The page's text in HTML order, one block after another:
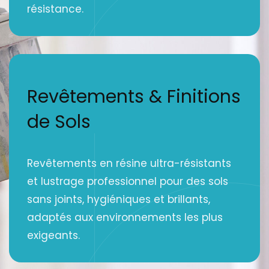
résistance.
Revêtements & Finitions
de Sols
Revêtements en résine ultra-résistants
et lustrage professionnel pour des sols
sans joints, hygiéniques et brillants,
adaptés aux environnements les plus
exigeants.